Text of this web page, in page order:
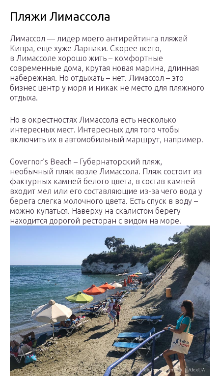
Пляжи Лимассола
Лимассол — лидер моего антирейтинга пляжей
Кипра, еще хуже Ларнаки. Скорее всего,
в Лимассоле хорошо жить – комфортные
современные дома, крутая новая марина, длинная
набережная. Но отдыхать – нет. Лимассол – это
бизнес центр у моря и никак не место для пляжного
отдыха.
Но в окрестностях Лимассола есть несколько
интересных мест. Интересных для того чтобы
включить их в автомобильный маршрут, например.
Governor’s Beach – Губернаторский пляж,
необычный пляж возле Лимассола. Пляж состоит из
фактурных камней белого цвета, в состав камней
входит мел или его составляющие из-за чего вода у
берега слегка молочного цвета. Есть спуск в воду –
можно купаться. Наверху на скалистом берегу
находится дорогой ресторан с видом на море.